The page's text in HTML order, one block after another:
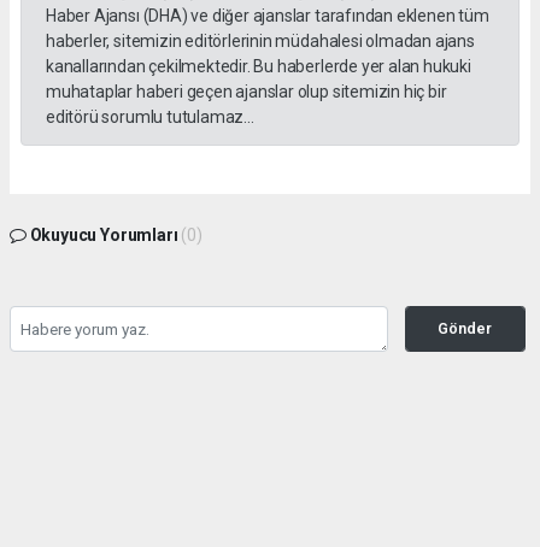
Haber Ajansı (DHA) ve diğer ajanslar tarafından eklenen tüm
haberler, sitemizin editörlerinin müdahalesi olmadan ajans
kanallarından çekilmektedir. Bu haberlerde yer alan hukuki
muhataplar haberi geçen ajanslar olup sitemizin hiç bir
editörü sorumlu tutulamaz...
Okuyucu Yorumları (0)
Gönder